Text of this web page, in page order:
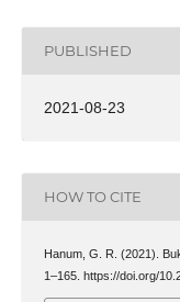
PUBLISHED
2021-08-23
HOW TO CITE
Hanum, G. R. (2021).
1–165. https://doi.org/